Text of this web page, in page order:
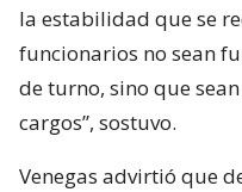
la estabilidad que se
funcionarios no sean
de turno, sino que
cargos”, sostuvo.
Venegas advirtió que